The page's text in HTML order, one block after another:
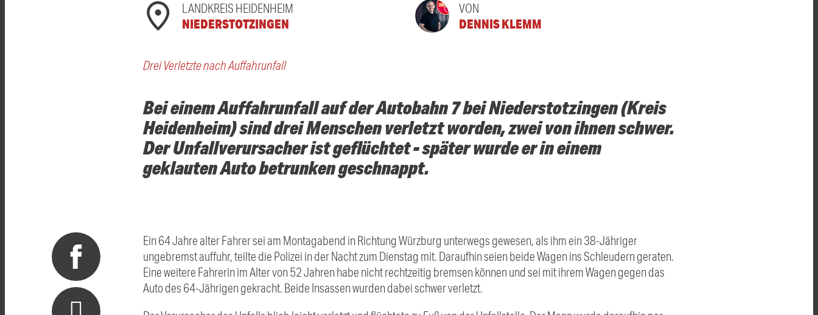
LANDKREIS HEIDENHEIM
NIEDERSTOTZINGEN
VON
DENNIS KLEMM
Drei Verletzte nach Auffahrunfall
Bei einem Auffahrunfall auf der Autobahn 7 bei Niederstotzingen (Kreis
Heidenheim) sind drei Menschen verletzt worden, zwei von ihnen schwer.
Der Unfallverursacher ist geflüchtet - später wurde er in einem
geklauten Auto betrunken geschnappt.
Ein 64 Jahre alter Fahrer sei am Montagabend in Richtung Würzburg unterwegs gewesen, als ihm ein 38-Jähriger
ungebremst auffuhr, teilte die Polizei in der Nacht zum Dienstag mit. Daraufhin seien beide Wagen ins Schleudern geraten.
Eine weitere Fahrerin im Alter von 52 Jahren habe nicht rechtzeitig bremsen können und sei mit ihrem Wagen gegen das
Auto des 64-Jährigen gekracht. Beide Insassen wurden dabei schwer verletzt.